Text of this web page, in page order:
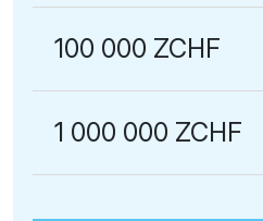
100 000 ZCHF
1 000 000 ZCHF